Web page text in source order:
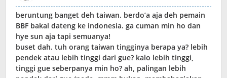
beruntung banget deh taiwan. berdo’a aja deh pemain
BBF bakal dateng ke indonesia. ga cuman min ho dan
hye sun aja tapi semuanya!
buset dah. tuh orang taiwan tingginya berapa ya? lebih
pendek atau lebih tinggi dari gue? kalo lebih tinggi,
tinggi gue seberpanya min ho? ah, palingan lebih